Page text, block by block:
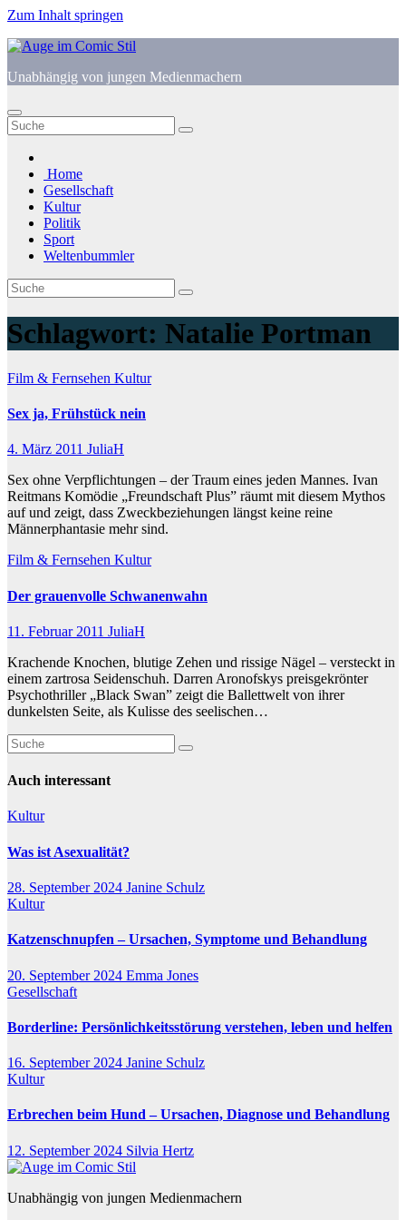
Zum Inhalt springen
Unabhängig von jungen Medienmachern
Home
Gesellschaft
Kultur
Politik
Sport
Weltenbummler
Schlagwort: Natalie Portman
Film & Fernsehen Kultur
Sex ja, Frühstück nein
4. März 2011 JuliaH
Sex ohne Verpflichtungen – der Traum eines jeden Mannes. Ivan
Reitmans Komödie „Freundschaft Plus” räumt mit diesem Mythos
auf und zeigt, dass Zweckbeziehungen längst keine reine
Männerphantasie mehr sind.
Film & Fernsehen Kultur
Der grauenvolle Schwanenwahn
11. Februar 2011 JuliaH
Krachende Knochen, blutige Zehen und rissige Nägel – versteckt in
einem zartrosa Seidenschuh. Darren Aronofskys preisgekrönter
Psychothriller „Black Swan” zeigt die Ballettwelt von ihrer
dunkelsten Seite, als Kulisse des seelischen…
Auch interessant
Kultur
Was ist Asexualität?
28. September 2024 Janine Schulz
Kultur
Katzenschnupfen – Ursachen, Symptome und Behandlung
20. September 2024 Emma Jones
Gesellschaft
Borderline: Persönlichkeitsstörung verstehen, leben und helfen
16. September 2024 Janine Schulz
Kultur
Erbrechen beim Hund – Ursachen, Diagnose und Behandlung
12. September 2024 Silvia Hertz
Unabhängig von jungen Medienmachern